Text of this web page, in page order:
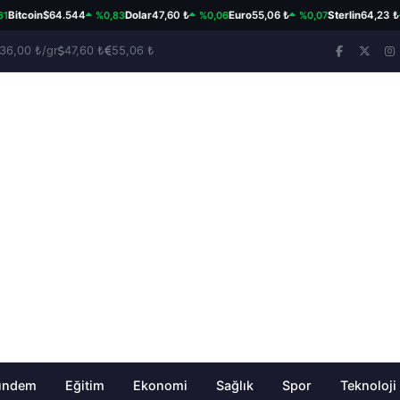
$64.544 %0,83Dolar47,60 ₺ %0,06Euro55,06 ₺ %0,07Sterlin64,23 ₺
₺/gr 47,60 ₺ 55,06 ₺
Eğitim Ekonomi Sağlık Spor Teknoloji